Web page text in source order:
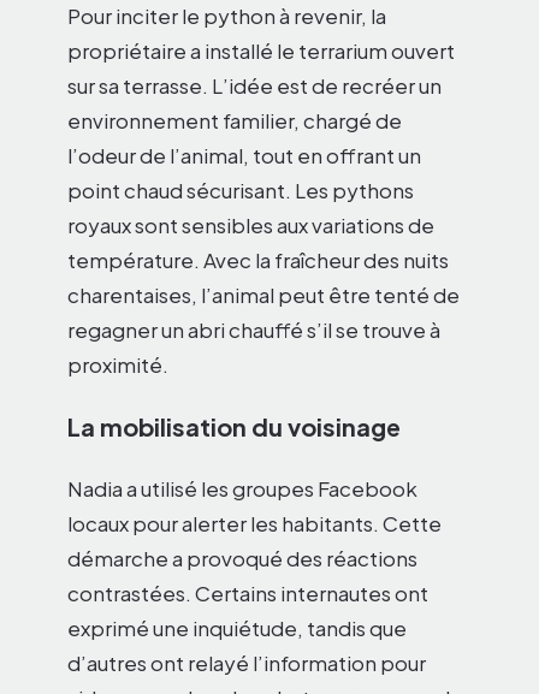
Pour inciter le python à revenir, la
propriétaire a installé le terrarium ouvert
sur sa terrasse. L’idée est de recréer un
environnement familier, chargé de
l’odeur de l’animal, tout en offrant un
point chaud sécurisant. Les pythons
royaux sont sensibles aux variations de
température. Avec la fraîcheur des nuits
charentaises, l’animal peut être tenté de
regagner un abri chauffé s’il se trouve à
proximité.
La mobilisation du voisinage
Nadia a utilisé les groupes Facebook
locaux pour alerter les habitants. Cette
démarche a provoqué des réactions
contrastées. Certains internautes ont
exprimé une inquiétude, tandis que
d’autres ont relayé l’information pour